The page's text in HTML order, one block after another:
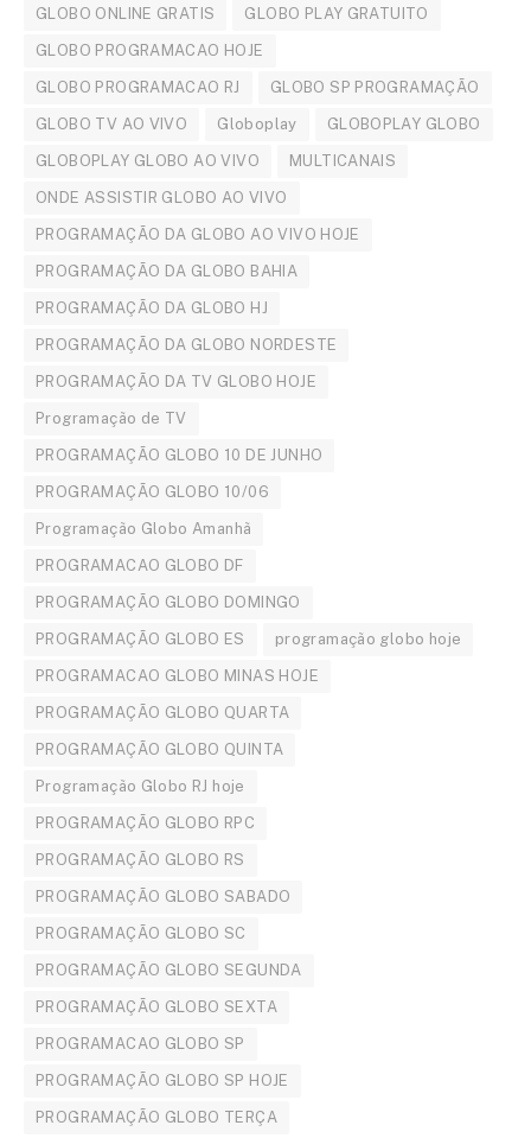
GLOBO ONLINE GRATIS GLOBO PLAY GRATUITO
GLOBO PROGRAMACAO HOJE
GLOBO PROGRAMACAO RJ GLOBO SP PROGRAMAÇÃO
GLOBO TV AO VIVO Globoplay GLOBOPLAY GLOBO
GLOBOPLAY GLOBO AO VIVO MULTICANAIS
ONDE ASSISTIR GLOBO AO VIVO
PROGRAMAÇÃO DA GLOBO AO VIVO HOJE
PROGRAMAÇÃO DA GLOBO BAHIA
PROGRAMAÇÃO DA GLOBO HJ
PROGRAMAÇÃO DA GLOBO NORDESTE
PROGRAMAÇÃO DA TV GLOBO HOJE
Programação de TV
PROGRAMAÇÃO GLOBO 10 DE JUNHO
PROGRAMAÇÃO GLOBO 10/06
Programação Globo Amanhã
PROGRAMACAO GLOBO DF
PROGRAMAÇÃO GLOBO DOMINGO
PROGRAMAÇÃO GLOBO ES programação globo hoje
PROGRAMACAO GLOBO MINAS HOJE
PROGRAMAÇÃO GLOBO QUARTA
PROGRAMAÇÃO GLOBO QUINTA
Programação Globo RJ hoje
PROGRAMAÇÃO GLOBO RPC
PROGRAMAÇÃO GLOBO RS
PROGRAMAÇÃO GLOBO SABADO
PROGRAMAÇÃO GLOBO SC
PROGRAMAÇÃO GLOBO SEGUNDA
PROGRAMAÇÃO GLOBO SEXTA
PROGRAMACAO GLOBO SP
PROGRAMAÇÃO GLOBO SP HOJE
PROGRAMAÇÃO GLOBO TERÇA